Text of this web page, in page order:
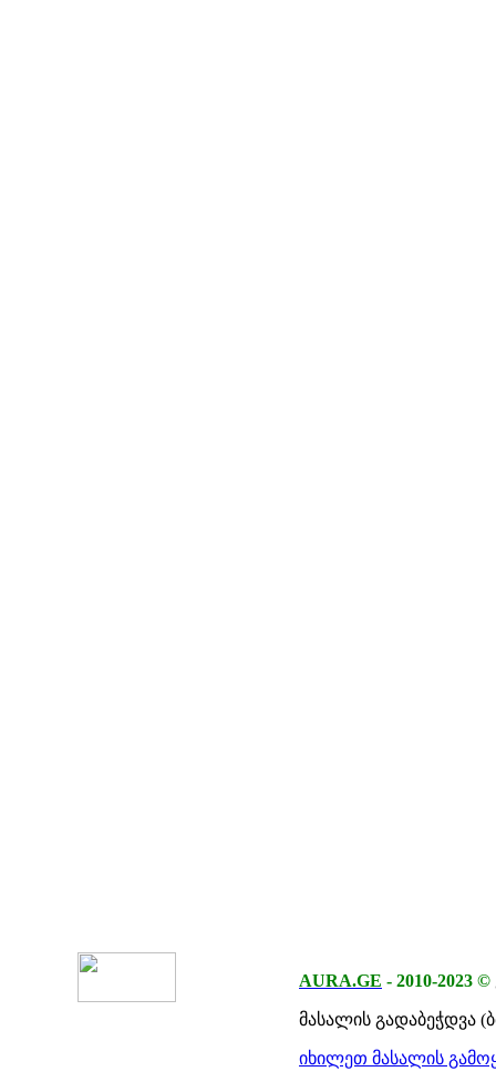
AURA.GE - 2010-2023 ©
მასალის გადაბეჭდვა
იხილეთ მასალის